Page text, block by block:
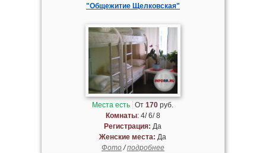
"Общежитие Щелковская"
Места есть От170 руб.
Комнаты: 4/ 6/ 8
Регистрация: Да
Женские места: Да
Фото/подробнее